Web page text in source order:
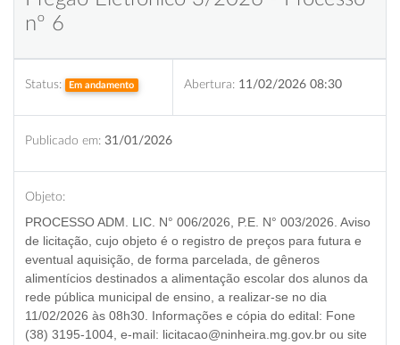
nº 6
Status: Em andamento Abertura: 11/02/2026 08:30
Publicado em: 31/01/2026
Objeto:
PROCESSO ADM. LIC. N° 006/2026, P.E. N° 003/2026 . Aviso
de licitação, cujo objeto é o registro de preços para futura e
eventual aquisição, de forma parcelada, de gêneros
alimentícios destinados a alimentação escolar dos alunos da
rede pública municipal de ensino , a realizar-se no dia
11/02/2026 às 08h30 . Informações e cópia do edital: Fone
(38) 3195-1004, e-mail: licitacao@ninheira.mg.gov.br ou site